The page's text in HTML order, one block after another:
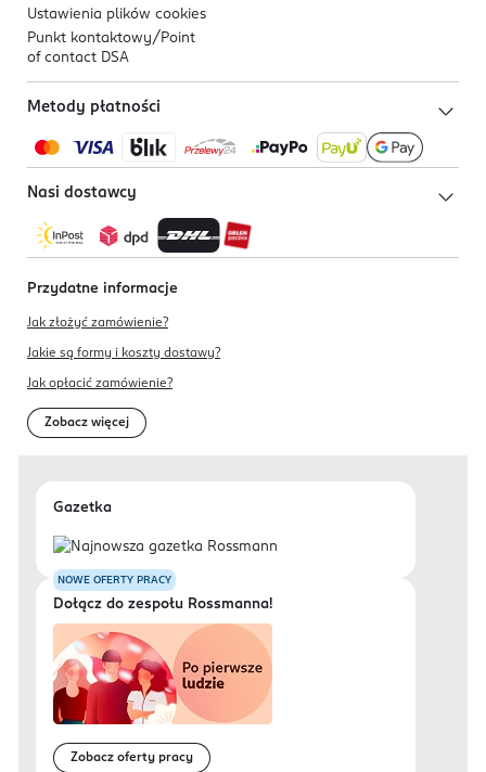
Ustawienia plików cookies
Punkt kontaktowy/ Point
of contact DSA
Metody płatności
Nasi dostawcy
Przydatne informacje
Jak złożyć zamówienie?
Jakie są formy i koszty dostawy?
Jak opłacić zamówienie?
Zobacz więcej
Gazetka
NOWE OFERTY PRACY
Dołącz do zespołu Rossmanna!
Zobacz oferty pracy